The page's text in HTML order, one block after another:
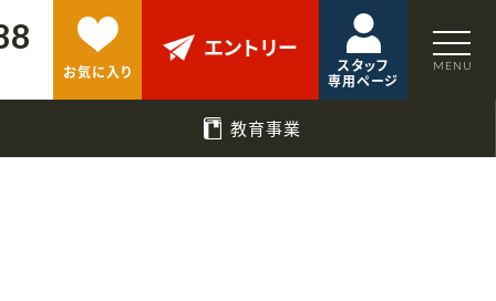
お気に入り
エントリー
スタッフ
専用ページ
教育事業